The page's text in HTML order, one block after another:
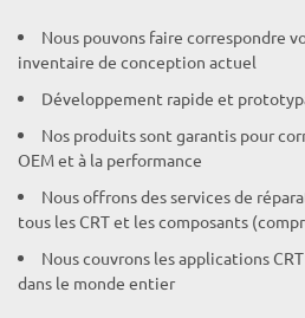
Nous pouvons faire correspondre
inventaire de conception actuel
Développement rapide et
Nos produits sont garantis pour
OEM et à la performance
Nous offrons des services de
tous les CRT et les composants
Nous couvrons les applications
dans le monde entier